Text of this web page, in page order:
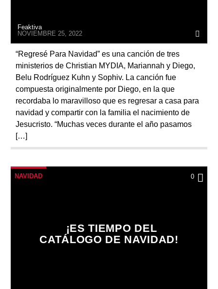
Feaktiva
NOVIEMBRE 25, 2022
“Regresé Para Navidad” es una canción de tres
ministerios de Christian MYDIA, Mariannah y Diego,
Belu Rodríguez Kuhn y Sophiv. La canción fue
compuesta originalmente por Diego, en la que
recordaba lo maravilloso que es regresar a casa para
navidad y compartir con la familia el nacimiento de
Jesucristo. “Muchas veces durante el año pasamos
[…]
NAVIDAD 0
¡ES TIEMPO DEL
CATÁLOGO DE NAVIDAD!